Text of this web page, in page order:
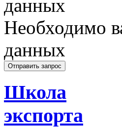
данных
Необходимо
данных
Школа
экспорта